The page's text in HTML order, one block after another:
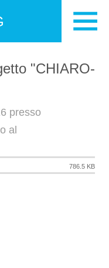
"CHIARO-
presso
al
786.5 KB